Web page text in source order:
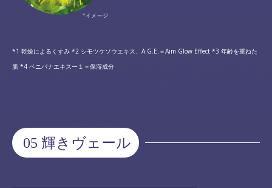
*1 乾燥によるくすみ *2 シモツケソウエキス、A.G.E.＝Aim Glow Effect *3 年齢を重ねた
肌 *4 ベニバナエキスー１＝保湿成分
05 輝きヴェール